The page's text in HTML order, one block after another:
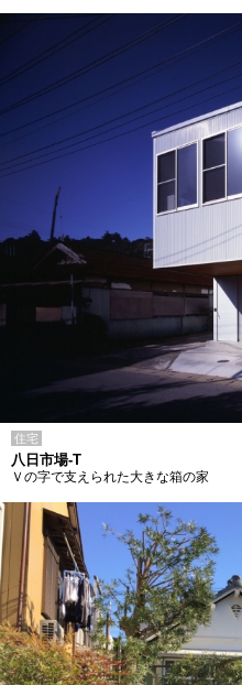
住宅
八日市場-T
Ｖの字で支えられた大きな箱の家